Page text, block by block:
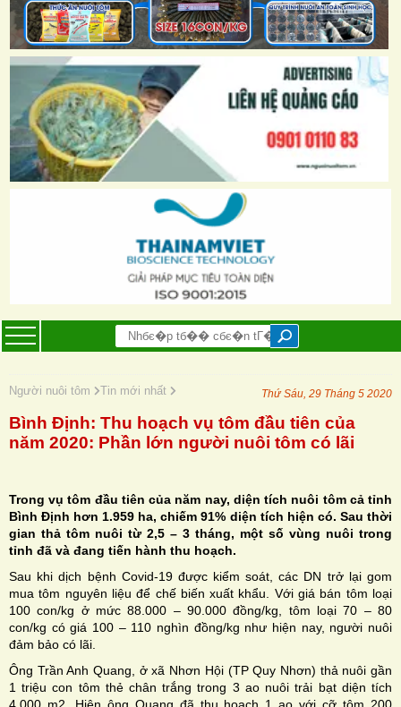
Người nuôi tôm Tin mới nhất Thứ Sáu, 29 Tháng 5 2020
Bình Định: Thu hoạch vụ tôm đầu tiên của
năm 2020: Phần lớn người nuôi tôm có lãi
Trong vụ tôm đầu tiên của năm nay, diện tích nuôi tôm cả tỉnh
Bình Định hơn 1.959 ha, chiếm 91% diện tích hiện có. Sau thời
gian thả tôm nuôi từ 2,5 – 3 tháng, một số vùng nuôi trong
tỉnh đã và đang tiến hành thu hoạch.
Sau khi dịch bệnh Covid-19 được kiểm soát, các DN trở lại gom
mua tôm nguyên liệu để chế biến xuất khẩu. Với giá bán tôm loại
100 con/kg ở mức 88.000 – 90.000 đồng/kg, tôm loại 70 – 80
con/kg có giá 100 – 110 nghìn đồng/kg như hiện nay, người nuôi
đảm bảo có lãi.
Ông Trần Anh Quang, ở xã Nhơn Hội (TP Quy Nhơn) thả nuôi gần
1 triệu con tôm thẻ chân trắng trong 3 ao nuôi trải bạt diện tích
4.000 m2. Hiện ông Quang đã thu hoạch 1 ao với cỡ tôm 200